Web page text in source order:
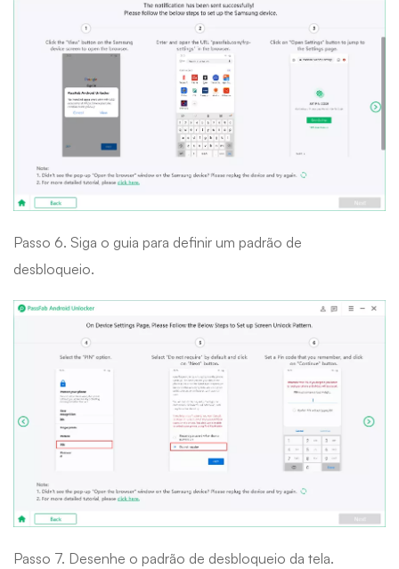
Passo 6. Siga o guia para definir um padrão de
desbloqueio.
Passo 7. Desenhe o padrão de desbloqueio da tela.